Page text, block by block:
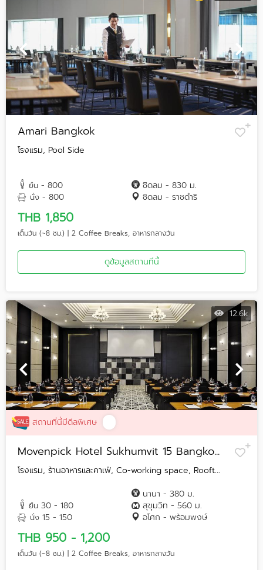
Amari Bangkok
โรงแรม, Pool Side
ยืน - 800
นั่ง - 800
ชิดลม - 830 ม.
ชิดลม - ราชดำริ
THB 1,850
เต็มวัน (~8 ชม.) | 2 Coffee Breaks, อาหารกลางวัน
ดูข้อมูลสถานที่นี้
12.6k
สถานที่นี้มีดีลพิเศษ
Movenpick Hotel Sukhumvit 15 Bangko...
โรงแรม, ร้านอาหารและคาเฟ่, Co-working space, Rooft...
ยืน 30 - 180
นั่ง 15 - 150
นานา - 380 ม.
สุขุมวิท - 560 ม.
อโศก - พร้อมพงษ์
THB 950 - 1,200
เต็มวัน (~8 ชม.) | 2 Coffee Breaks, อาหารกลางวัน